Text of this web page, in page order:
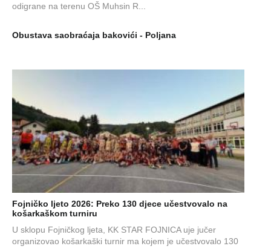
odigrane na terenu OŠ Muhsin R...
Obustava saobraćaja bakovići - Poljana
Fojničko ljeto 2026: Preko 130 djece učestvovalo na
košarkaškom turniru
U sklopu Fojničkog ljeta, KK STAR FOJNICA uje jučer
organizovao košarkaški turnir ma kojem je učestvovalo 130